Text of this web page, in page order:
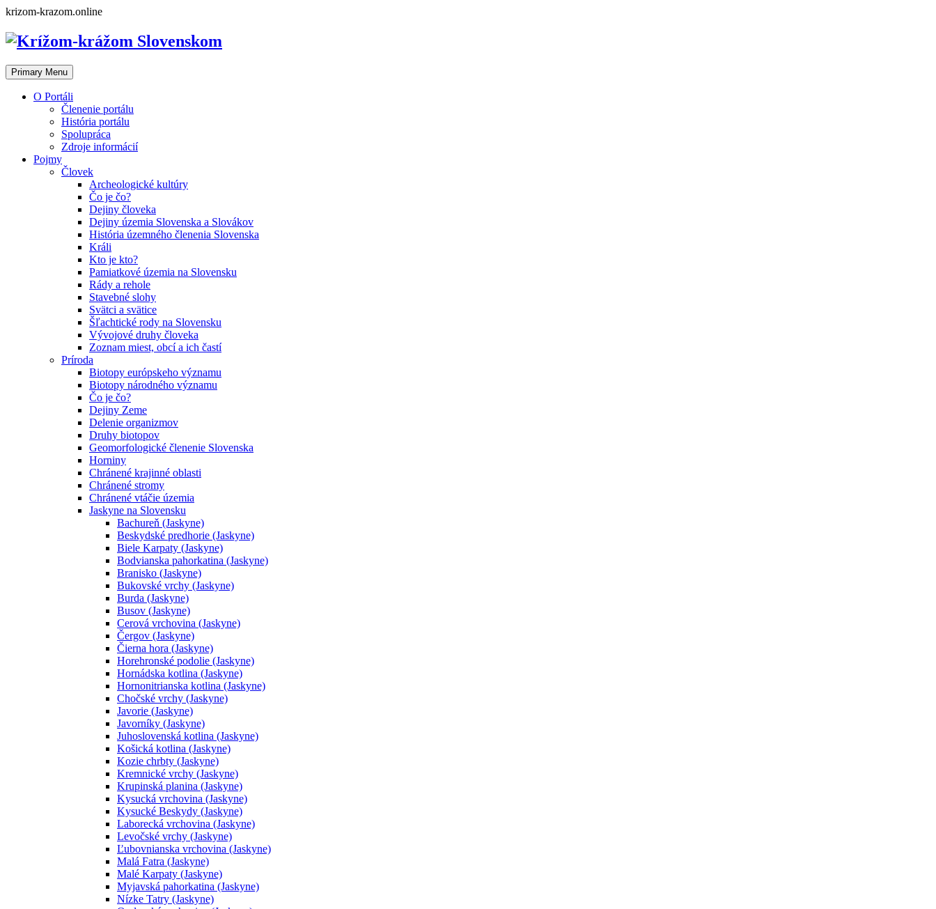
Skip
content
krizom-krazom.online
Primary Menu
O Portáli
Členenie portálu
História portálu
Spolupráca
Zdroje informácií
Pojmy
Človek
Archeologické kultúry
Čo je čo?
Dejiny človeka
Dejiny územia Slovenska a Slovákov
História územného členenia Slovenska
Králi
Kto je kto?
Pamiatkové územia na Slovensku
Rády a rehole
Stavebné slohy
Svätci a svätice
Šľachtické rody na Slovensku
Vývojové druhy človeka
Zoznam miest, obcí a ich častí
Príroda
Biotopy európskeho významu
Biotopy národného významu
Čo je čo?
Dejiny Zeme
Delenie organizmov
Druhy biotopov
Geomorfologické členenie Slovenska
Horniny
Chránené krajinné oblasti
Chránené stromy
Chránené vtáčie územia
Jaskyne na Slovensku
Bachureň (Jaskyne)
Beskydské predhorie (Jaskyne)
Biele Karpaty (Jaskyne)
Bodvianska pahorkatina (Jaskyne)
Branisko (Jaskyne)
Bukovské vrchy (Jaskyne)
Burda (Jaskyne)
Busov (Jaskyne)
Cerová vrchovina (Jaskyne)
Čergov (Jaskyne)
Čierna hora (Jaskyne)
Horehronské podolie (Jaskyne)
Hornádska kotlina (Jaskyne)
Hornonitrianska kotlina (Jaskyne)
Chočské vrchy (Jaskyne)
Javorie (Jaskyne)
Javorníky (Jaskyne)
Juhoslovenská kotlina (Jaskyne)
Košická kotlina (Jaskyne)
Kozie chrbty (Jaskyne)
Kremnické vrchy (Jaskyne)
Krupinská planina (Jaskyne)
Kysucká vrchovina (Jaskyne)
Kysucké Beskydy (Jaskyne)
Laborecká vrchovina (Jaskyne)
Levočské vrchy (Jaskyne)
Ľubovnianska vrchovina (Jaskyne)
Malá Fatra (Jaskyne)
Malé Karpaty (Jaskyne)
Myjavská pahorkatina (Jaskyne)
Nízke Tatry (Jaskyne)